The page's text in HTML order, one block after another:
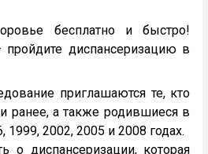
бесплатно и быстро!
диспансеризацию в
приглашаются те, кто
ранее, а также родившиеся в
1999, 2002, 2005 и 2008 годах.
о диспансеризации, которая